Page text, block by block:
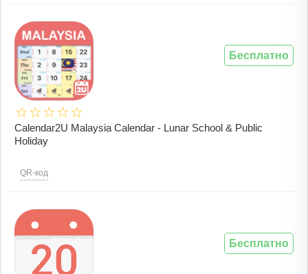
Calendar2U Malaysia Calendar - Lunar School & Public
Holiday
QR-код
Бесплатно
Бесплатно